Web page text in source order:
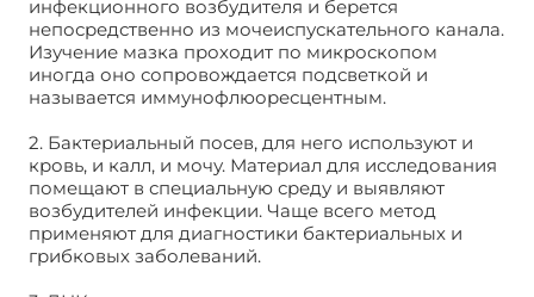
инфекционного возбудителя и берется
непосредственно из мочеиспускательного канала.
Изучение мазка проходит по микроскопом
иногда оно сопровождается подсветкой и
называется иммунофлюоресцентным.
2. Бактериальный посев, для него используют и
кровь, и калл, и мочу. Материал для исследования
помещают в специальную среду и выявляют
возбудителей инфекции. Чаще всего метод
применяют для диагностики бактериальных и
грибковых заболеваний.